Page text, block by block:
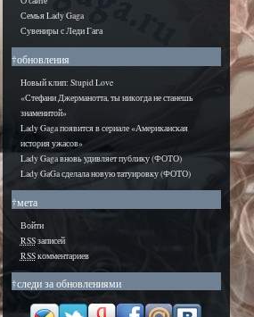
Семья Lady Gaga
Сувениры с Леди Гага
†обновления
Новый клип: Stupid Love
«Стефани Джерманотта, ты никогда не станешь
знаменитой»
Lady Gaga появится в сериале «Американская
история ужасов»
Lady Gaga вновь удивляет публику (ФОТО)
Lady GaGa сделала новую татуировку (ФОТО)
†мета
Войти
RSSзаписей
RSSкомментариев
†следи за обновлениями